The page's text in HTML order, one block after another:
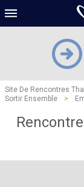
Site De Rencontres
Sortir Ensemble
>